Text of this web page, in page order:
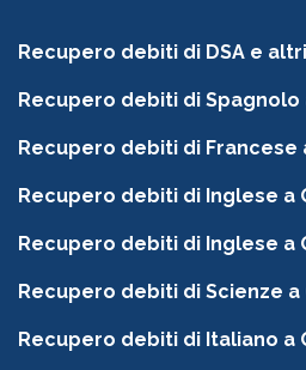
Recupero debiti di DSA e
Recupero debiti di
Recupero debiti di
Recupero debiti di Inglese a
Recupero debiti di Inglese a
Recupero debiti di Scienze
Recupero debiti di Italiano a